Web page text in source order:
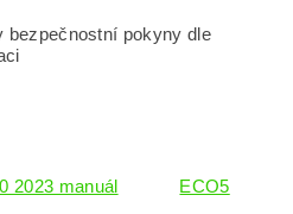
bezpečnostní pokyny dle
2023 manuál ECO5